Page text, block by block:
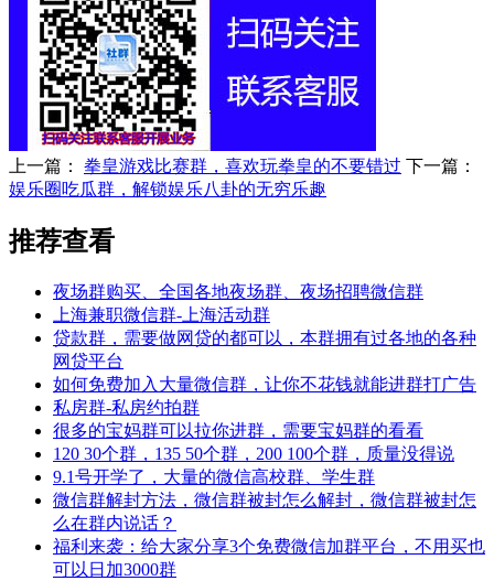
上一篇： 拳皇游戏比赛群，喜欢玩拳皇的不要错过 下一篇：
娱乐圈吃瓜群，解锁娱乐八卦的无穷乐趣
推荐查看
夜场群购买、全国各地夜场群、夜场招聘微信群
上海兼职微信群-上海活动群
贷款群，需要做网贷的都可以，本群拥有过各地的各种
网贷平台
如何免费加入大量微信群，让你不花钱就能进群打广告
私房群-私房约拍群
很多的宝妈群可以拉你进群，需要宝妈群的看看
120 30个群，135 50个群，200 100个群，质量没得说
9.1号开学了，大量的微信高校群、学生群
微信群解封方法，微信群被封怎么解封，微信群被封怎
么在群内说话？
福利来袭：给大家分享3个免费微信加群平台，不用买也
可以日加3000群